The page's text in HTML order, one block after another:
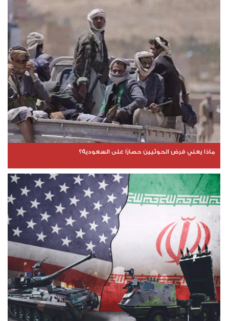
ماذا يعني فرض الحوثيين حصارًا على السعودية؟